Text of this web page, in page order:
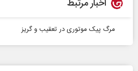
اخبار مرتبط
مرگ پیک موتوری در تعقیب و گریز